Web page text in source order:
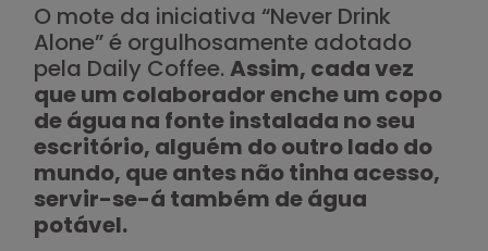
O mote da iniciativa “Never Drink
Alone” é orgulhosamente adotado
pela Daily Coffee.Assim, cada vez
que um colaborador enche um copo
de água na fonte instalada no seu
escritório, alguém do outro lado do
mundo, que antes não tinha acesso,
servir-se-á também de água
potável.